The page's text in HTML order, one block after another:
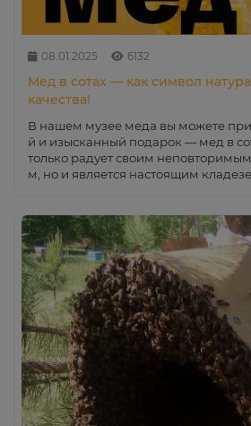
08.01.2025 6132
Мед в сотах — как символ
качества!
В нашем музее меда вы можете
й и изысканный подарок — мед в
только радует своим
м, но и является настоящим